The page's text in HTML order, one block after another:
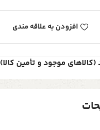
افزودن به علاقه مندی
(کالاهای موجود و تأمین کالا)